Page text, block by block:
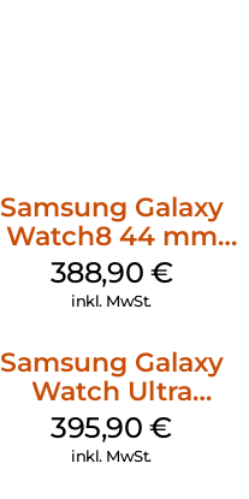
Samsung Galaxy
Watch8 44 mm
Graphite
388,90 €
inkl. MwSt.
Samsung Galaxy
Watch Ultra
Titanium White
395,90€
inkl. MwSt.